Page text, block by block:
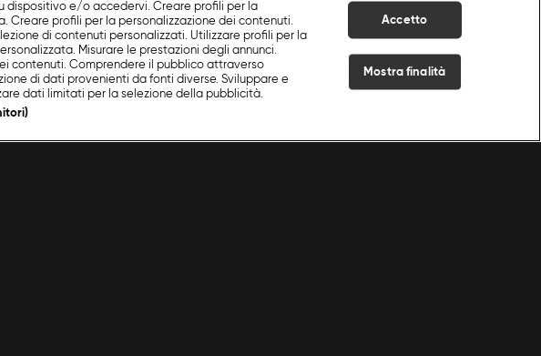
dispositivo e/o accedervi. Creare profili per la
Creare profili per la personalizzazione dei contenuti.
di contenuti personalizzati. Utilizzare profili per la
Misurare le prestazioni degli annunci.
contenuti. Comprendere il pubblico attraverso
di dati provenienti da fonti diverse. Sviluppare e
dati limitati per la selezione della pubblicità.
Accetto
Mostra finalità